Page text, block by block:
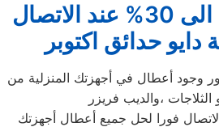
خصومات تصل الى 30% عند الاتصال
دايو حدائق اكتوبر
وجود أعطال في أجهزتك المنزلية من
الثلاجات ،والديب فريزر
فورا لحل جميع أعطال أجهزتك